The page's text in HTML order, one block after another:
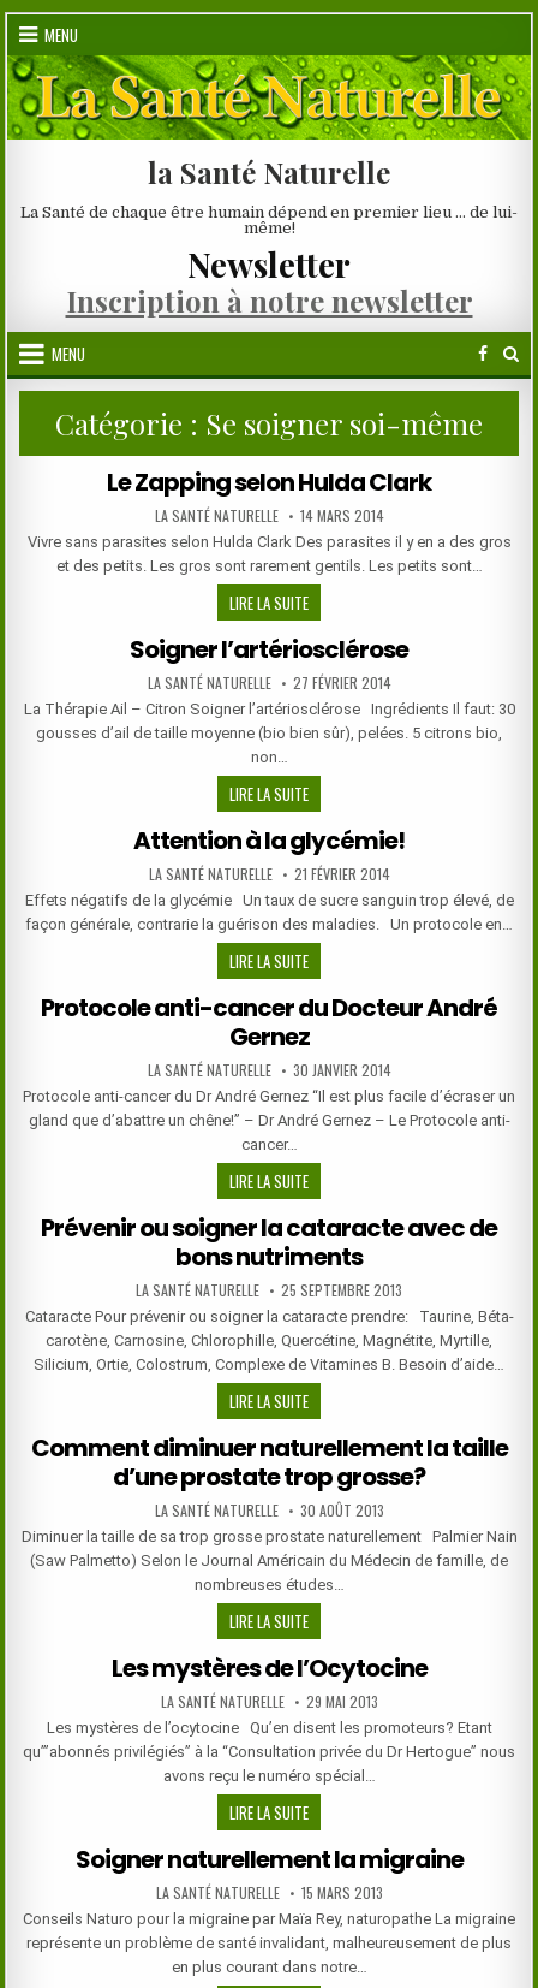
Skip
content
MENU
la Santé Naturelle
La Santé de chaque être humain dépend en premier lieu … de lui-
même!
Newsletter
Inscription à notre newsletter
MENU
Catégorie : Se soigner soi-même
Le Zapping selon Hulda Clark
AUTHOR:
LA SANTÉ NATURELLE PUBLISHED
DATE:
14 MARS 2014
Vivre sans parasites selon Hulda Clark Des parasites il y en a des gros
et des petits. Les gros sont rarement gentils. Les petits sont…
LIRE LA SUITELE
ZAPPING
SELON
HULDA
CLARK
Soigner l’artériosclérose
AUTHOR:
LA SANTÉ NATURELLE PUBLISHED
DATE:
27 FÉVRIER 2014
La Thérapie Ail – Citron Soigner l’artériosclérose Ingrédients Il faut: 30
gousses d’ail de taille moyenne (bio bien sûr), pelées. 5 citrons bio,
non…
LIRE LA SUITESOIGNER
L’ARTÉRIOSCLÉROSE
Attention à la glycémie!
AUTHOR:
LA SANTÉ NATURELLE PUBLISHED
DATE:
21 FÉVRIER 2014
Effets négatifs de la glycémie Un taux de sucre sanguin trop élevé, de
façon générale, contrarie la guérison des maladies. Un protocole en…
LIRE LA SUITEATTENTION
À
LA
GLYCÉMIE!
Protocole anti-cancer du Docteur André
Gernez
AUTHOR:
LA SANTÉ NATURELLE PUBLISHED
DATE:
30 JANVIER 2014
Protocole anti-cancer du Dr André Gernez “Il est plus facile d’écraser un
gland que d’abattre un chêne!” – Dr André Gernez – Le Protocole anti-
cancer…
LIRE LA SUITEPROTOCOLE
ANTI-
CANCER
DU
ANDRÉ
GERNEZ
Prévenir ou soigner la cataracte avec de
bons nutriments
AUTHOR:
LA SANTÉ NATURELLE PUBLISHED
DATE:
25 SEPTEMBRE 2013
Cataracte Pour prévenir ou soigner la cataracte prendre: Taurine, Béta-
carotène, Carnosine, Chlorophille, Quercétine, Magnétite, Myrtille,
Silicium, Ortie, Colostrum, Complexe de Vitamines B. Besoin d’aide…
LIRE LA SUITEPRÉVENIR
OU
SOIGNER
LA
CATARACTE
AVEC
DE
BONS
NUTRIMENTS
Comment diminuer naturellement la taille
d’une prostate trop grosse?
AUTHOR:
LA SANTÉ NATURELLE PUBLISHED
DATE:
30 AOÛT 2013
Diminuer la taille de sa trop grosse prostate naturellement Palmier Nain
(Saw Palmetto) Selon le Journal Américain du Médecin de famille, de
nombreuses études…
LIRE LA SUITECOMMENT
DIMINUER
NATURELLEMENT
LA
TAILLE
D’UNE
PROSTATE
TROP
GROSSE?
Les mystères de l’Ocytocine
AUTHOR:
LA SANTÉ NATURELLE PUBLISHED
DATE:
29 MAI 2013
Les mystères de l’ocytocine Qu’en disent les promoteurs? Etant
qu’”abonnés privilégiés” à la “Consultation privée du Dr Hertogue” nous
avons reçu le numéro spécial…
LIRE LA SUITELES
MYSTÈRES
DE
L’OCYTOCINE
Soigner naturellement la migraine
AUTHOR:
LA SANTÉ NATURELLE PUBLISHED
DATE:
15 MARS 2013
Conseils Naturo pour la migraine par Maïa Rey, naturopathe La migraine
représente un problème de santé invalidant, malheureusement de plus
en plus courant dans notre…